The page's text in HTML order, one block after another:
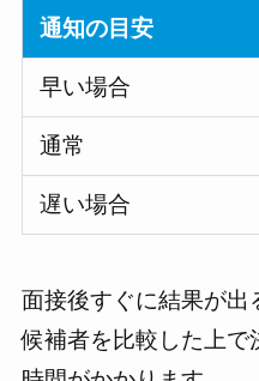
通知の目安
早い場合
通常
遅い場合
面接後すぐに結果が出
候補者を比較した上で